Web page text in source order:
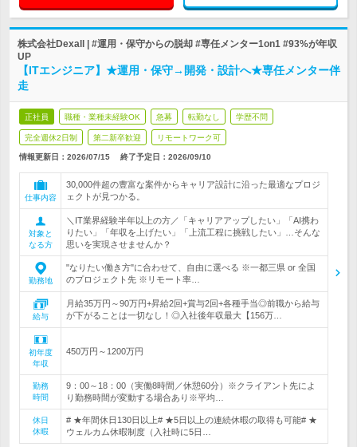
株式会社Dexall | #運用・保守からの脱却 #専任メンター1on1 #93%が年収
UP
【ITエンジニア】★運用・保守→開発・設計へ★専任メンター伴
走
正社員 職種・業種未経験OK 急募 転勤なし 学歴不問
完全週休2日制 第二新卒歓迎 リモートワーク可
情報更新日：2026/07/15 終了予定日： 2026/09/10
仕事内容
30,000件超の豊富な案件からキャリア設計に沿った最適なプロジ
ェクトが見つかる。
対象と
なる方
＼IT業界経験半年以上の方／「キャリアアップしたい」「AI携わ
りたい」「年収を上げたい」「上流工程に挑戦したい」…そんな
思いを実現させませんか？
勤務地
"なりたい働き方"に合わせて、自由に選べる ※一都三県 or 全国
のプロジェクト先 ※リモート率…
給与
月給35万円～90万円+昇給2回+賞与2回+各種手当◎前職から給与
が下がることは一切なし！◎入社後年収最大【156万…
初年度
年収
450万円～1200万円
勤務
時間
9：00～18：00（実働8時間／休憩60分）※クライアント先によ
り勤務時間が変動する場合あり※平均…
休日
休暇
# ★年間休日130日以上# ★5日以上の連続休暇の取得も可能# ★
ウェルカム休暇制度（入社時に5日…